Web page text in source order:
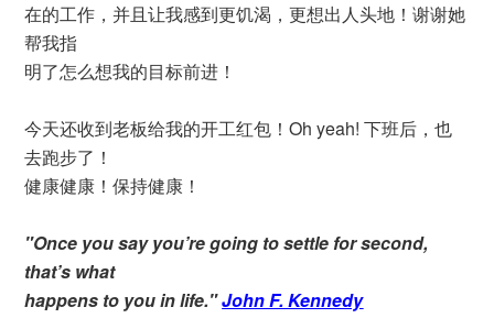
在的工作，并且让我感到更饥渴，更想出人头地！谢谢她
帮我指
明了怎么想我的目标前进！
今天还收到老板给我的开工红包！Oh yeah! 下班后，也
去跑步了！
健康健康！保持健康！
"Once you say you’re going to settle for second,
that’s what
happens to you in life."John F. Kennedy